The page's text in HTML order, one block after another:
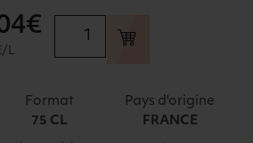
L
Format
75 CL
Pays d'origine
FRANCE